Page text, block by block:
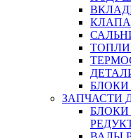
ЗАПЧАСТИ
БЛОКИ